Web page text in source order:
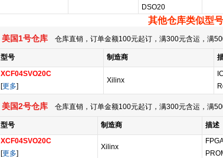
DSO20
其他仓库类似型
美国1号仓库 仓库直销，订单金额100元起订，满300元含运，满
型号 制造商
XCF04SVO20C
[更多]
Xilinx
美国2号仓库 仓库直销，订单金额100元起订，满300元含运，满
型号 制造商 描述
XCF04SVO20C
[更多]
Xilinx